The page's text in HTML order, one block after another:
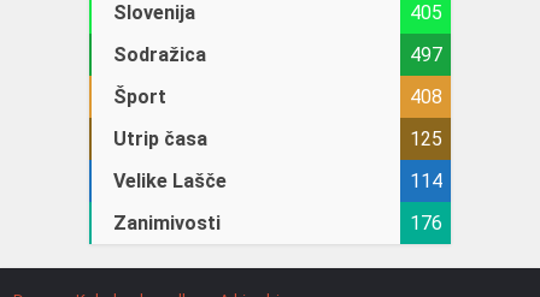
Slovenija
405
Sodražica
497
Šport
408
Utrip časa
125
Velike Lašče
114
Zanimivosti
176